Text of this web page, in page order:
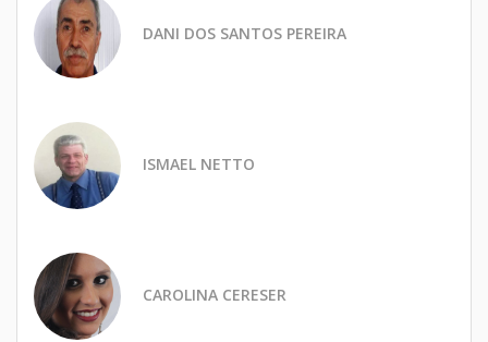
DANI DOS SANTOS PEREIRA
ISMAEL NETTO
CAROLINA CERESER